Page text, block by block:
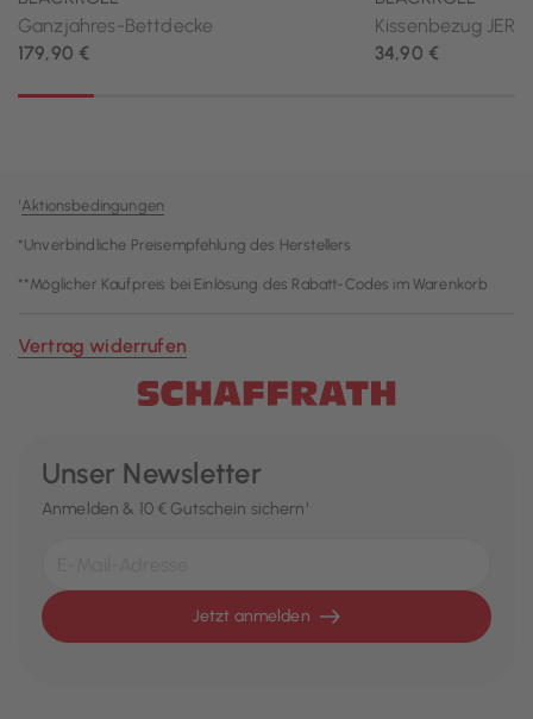
¹Aktionsbedingungen
*Unverbindliche Preisempfehlung des Herstellers
**Möglicher Kaufpreis bei Einlösung des Rabatt-Codes im Warenkorb
Vertrag widerrufen
Unser Newsletter
Anmelden & 10 € Gutschein sichern¹
Jetzt anmelden